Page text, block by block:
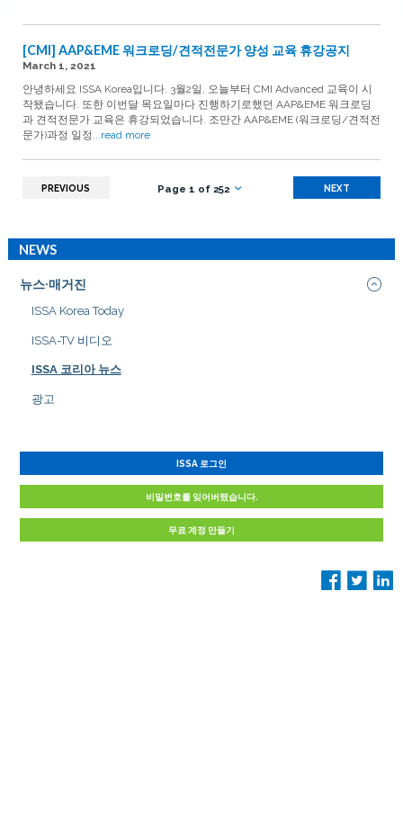
[CMI] AAP&EME 워크로딩/견적전문가 양성 교육 휴강공지
March 1, 2021
안녕하세요 ISSA Korea입니다. 3월2일, 오늘부터 CMI Advanced 교육이 시
작됐습니다. 또한 이번달 목요일마다 진행하기로했던 AAP&EME 워크로딩
과 견적전문가 교육은 휴강되었습니다. 조만간 AAP&EME (워크로딩/견적전
문가)과정 일정
...read more
PREVIOUS Page 1 of 252 NEXT
NEWS
뉴스·매거진
ISSA Korea Today
ISSA-TV 비디오
ISSA 코리아 뉴스
광고
ISSA 로그인
비밀번호를 잊어버렸습니다.
무료 계정 만들기